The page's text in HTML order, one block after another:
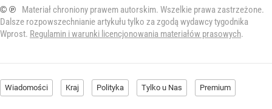
© ℗
Materiał chroniony prawem autorskim. Wszelkie prawa zastrzeżone.
Dalsze rozpowszechnianie artykułu tylko za zgodą wydawcy tygodnika
Wprost. Regulamin i warunki licencjonowania materiałów prasowych.
Wiadomości Kraj Polityka Tylko u Nas Premium